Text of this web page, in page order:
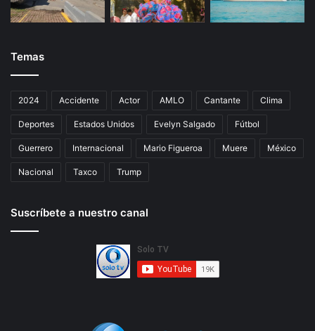
Temas
2024 Accidente Actor AMLO Cantante Clima
Deportes Estados Unidos Evelyn Salgado Fútbol
Guerrero Internacional Mario Figueroa Muere México
Nacional Taxco Trump
Suscríbete a nuestro canal